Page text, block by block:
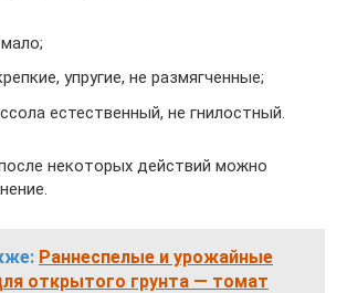
упругие, не размягченные;
естественный, не гнилостный.
некоторых действий можно
Раннеспелые и урожайные
открытого грунта — томат